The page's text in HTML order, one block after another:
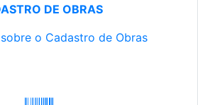
DE OBRAS
o Cadastro de Obras